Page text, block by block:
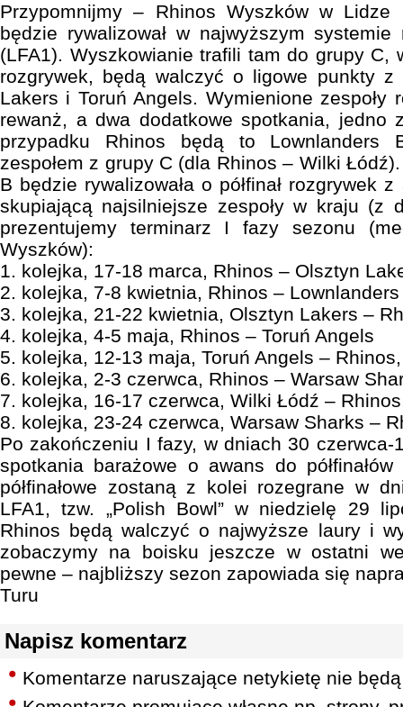
Przypomnijmy – Rhinos Wyszków w Lidze
będzie rywalizował w najwyższym
(LFA1). Wyszkowianie trafili tam do grupy C,
rozgrywek, będą walczyć o ligowe punkty z
Lakers i Toruń Angels. Wymienione
rewanż, a dwa dodatkowe spotkania, jedno
przypadku Rhinos będą to Lownlanders
zespołem z grupy C (dla Rhinos – Wilki
B będzie rywalizowała o półfinał rozgrywek
skupiającą najsilniejsze zespoły w kraju (z
prezentujemy terminarz I fazy sezonu
Wyszków):
1. kolejka, 17-18 marca, Rhinos – Olsztyn
2. kolejka, 7-8 kwietnia, Rhinos – Lownlanders
3. kolejka, 21-22 kwietnia, Olsztyn Lakers –
4. kolejka, 4-5 maja, Rhinos – Toruń Angels
5. kolejka, 12-13 maja, Toruń Angels – Rhinos,
6. kolejka, 2-3 czerwca, Rhinos – Warsaw
7. kolejka, 16-17 czerwca, Wilki Łódź –
8. kolejka, 23-24 czerwca, Warsaw Sharks –
Po zakończeniu I fazy, w dniach 30
spotkania barażowe o awans do
półfinałowe zostaną z kolei rozegrane w
LFA1, tzw. „Polish Bowl” w niedzielę 29
Rhinos będą walczyć o najwyższe laury i
zobaczymy na boisku jeszcze w ostatni
pewne – najbliższy sezon zapowiada się
Turu
Napisz komentarz
Komentarze naruszające netykietę nie